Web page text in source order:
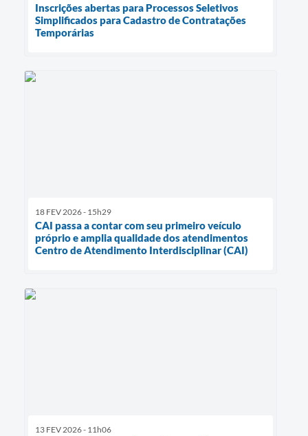
Inscrições abertas para Processos Seletivos
Simplificados para Cadastro de Contratações
Temporárias
18 FEV 2026 - 15h29
CAI passa a contar com seu primeiro veículo
próprio e amplia qualidade dos atendimentos
Centro de Atendimento Interdisciplinar (CAI)
13 FEV 2026 - 11h06